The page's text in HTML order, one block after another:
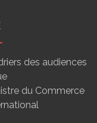
des audiences
du Commerce